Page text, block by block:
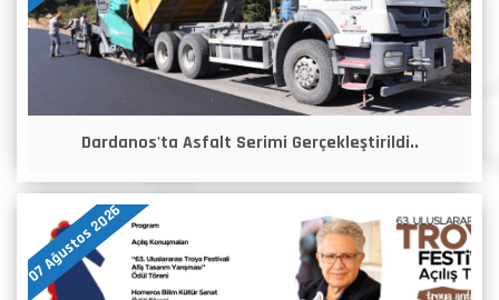
Dardanos'ta Asfalt Serimi Gerçekleştirildi..
07 Ağustos 2026